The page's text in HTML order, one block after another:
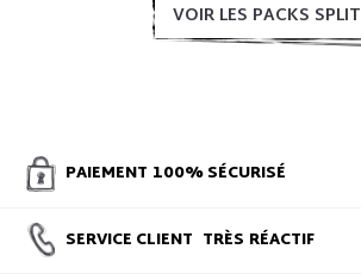
VOIR LES PACKS SPLIT
PAIEMENT 100% SÉCURISÉ
SERVICE CLIENT TRÈS RÉACTIF